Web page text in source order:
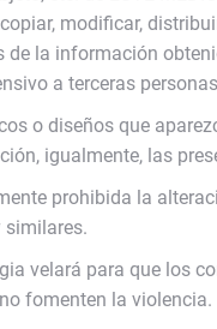
modificar,
de la información
a terceras
o diseños que
igualmente, las
prohibida la
velará para que los
fomenten la